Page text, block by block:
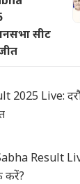
सीट
Live:
Result
करें?